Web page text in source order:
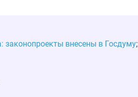
внесены в Госдуму;